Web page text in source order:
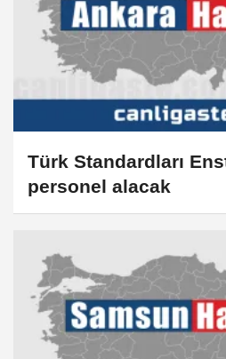
Türk Standardları
personel alacak